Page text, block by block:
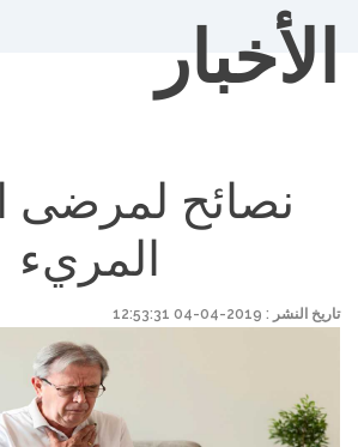
الأخبار
نصائح لمرضى
المريء
تاريخ النشر : 2019-04-04 12:53:31